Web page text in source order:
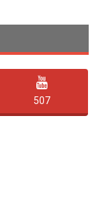
507